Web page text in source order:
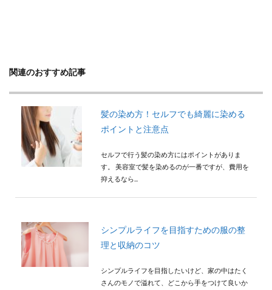
関連のおすすめ記事
髪の染め方！セルフでも綺麗に染める
ポイントと注意点
セルフで行う髪の染め方にはポイントがありま
す。 美容室で髪を染めるのが一番ですが、費用を
抑えるなら...
シンプルライフを目指すための服の整
理と収納のコツ
シンプルライフを目指したいけど、家の中はたく
さんのモノで溢れて、どこから手をつけて良いか